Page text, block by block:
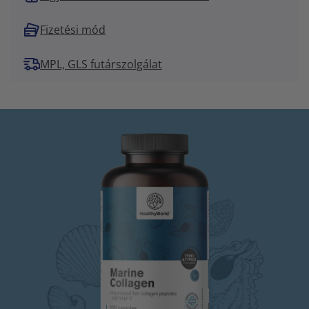
Fizetési mód
MPL, GLS futárszolgálat